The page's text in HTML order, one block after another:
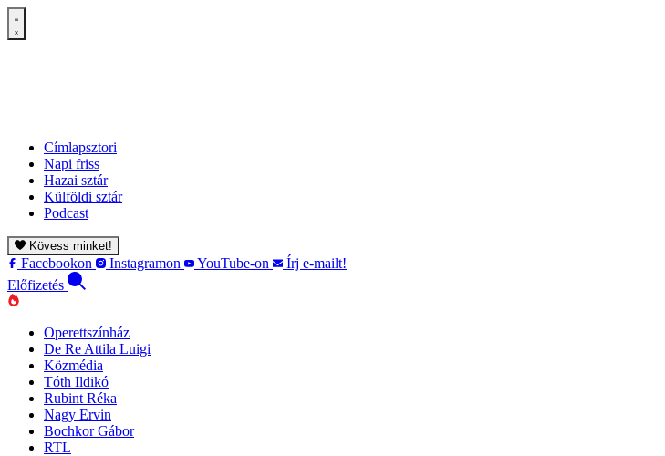
Címlapsztori
Napi friss
Hazai sztár
Külföldi sztár
Podcast
Kövess minket!
Facebookon Instagramon YouTube-on
Írj e-mailt!
Előfizetés
Operettszínház
De Re Attila Luigi
Közmédia
Tóth Ildikó
Rubint Réka
Nagy Ervin
Bochkor Gábor
RTL